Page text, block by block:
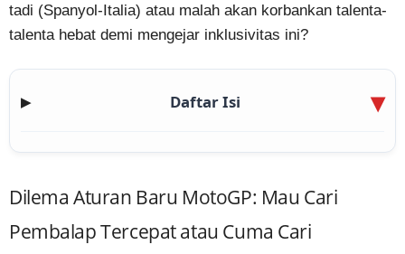
tadi (Spanyol-Italia) atau malah akan korbankan talenta-
talenta hebat demi mengejar inklusivitas ini?
▶ Daftar Isi
Dilema Aturan Baru MotoGP: Mau Cari
Pembalap Tercepat atau Cuma Cari